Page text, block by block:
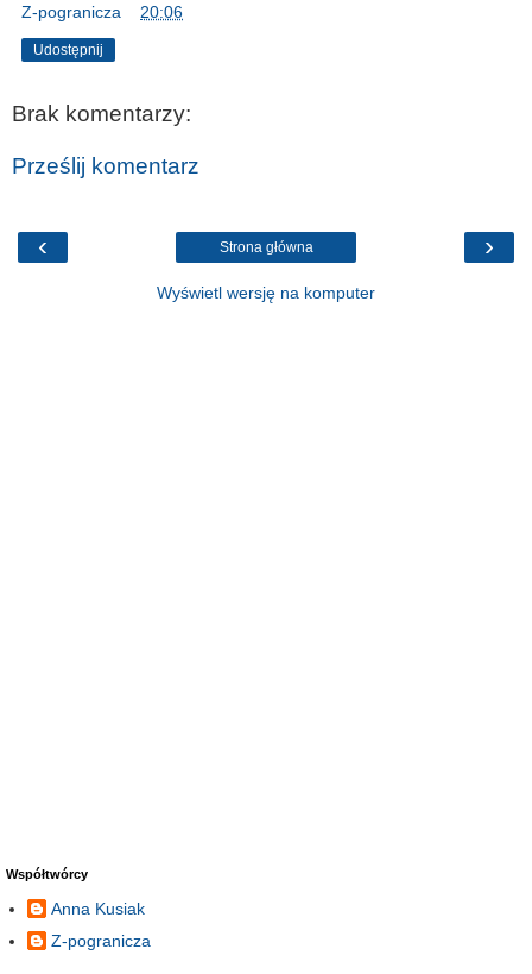
Z-pogranicza 20:06
Udostępnij
Brak komentarzy:
Prześlij komentarz
‹ ›
Strona główna
Wyświetl wersję na komputer
Współtwórcy
Anna Kusiak
Z-pogranicza